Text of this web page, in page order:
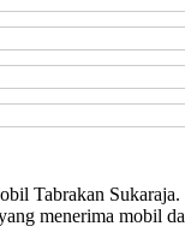
Tabrakan Sukaraja.
menerima mobil